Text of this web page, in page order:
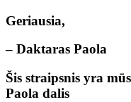
Geriausia,
– Daktaras Paola
Šis straipsnis yra
Paola dalis